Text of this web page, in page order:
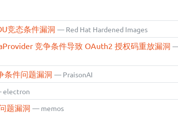
竞态条件漏洞 — Red Hat Hardened Images
竞争条件导致 OAuth2 授权码重放漏洞
条件问题漏洞 — PraisonAI
题漏洞 — memos